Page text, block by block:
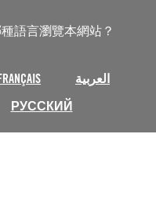
語言瀏覽本網站？
العربية
РУССКИЙ